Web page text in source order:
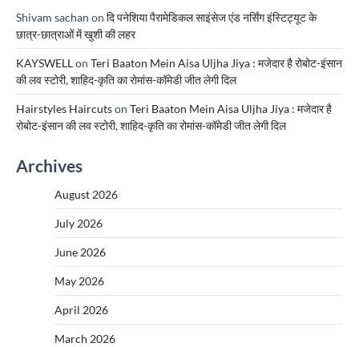
Shivam sachan on दि पनेशिया पैरामेडिकल साइंसेज एंड नर्सिंग इंस्टिट्यूट के
छात्र-छात्राओं में खुशी की लहर
KAYSWELLon Teri Baaton Mein Aisa Uljha Jiya : मजेदार है रोबोट-इंसान
की लव स्टोरी, शाहिद-कृति का रोमांस-कॉमेडी जीत लेगी दिल
Hairstyles Haircutson Teri Baaton Mein Aisa Uljha Jiya : मजेदार है
रोबोट-इंसान की लव स्टोरी, शाहिद-कृति का रोमांस-कॉमेडी जीत लेगी दिल
Archives
August 2026
July 2026
June 2026
May 2026
April 2026
March 2026